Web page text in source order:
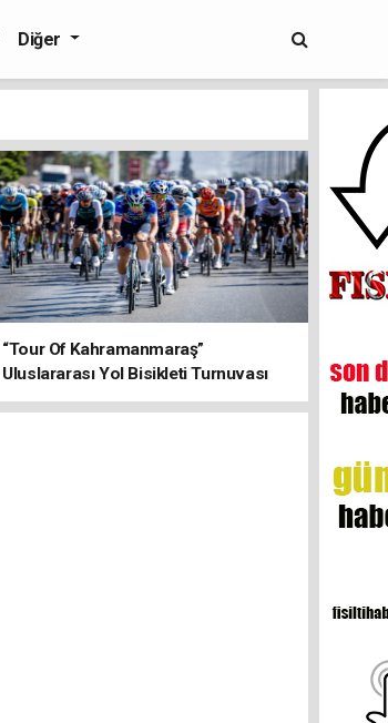
Diğer
“Tour Of Kahramanmaraş”
Uluslararası Yol Bisikleti Turnuvası
Tamamlandı!